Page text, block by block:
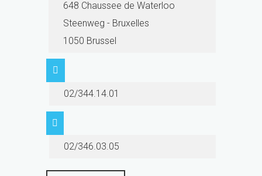
648 Chaussee de Waterloo
Steenweg - Bruxelles
1050 Brussel
02/344.14.01
02/346.03.05